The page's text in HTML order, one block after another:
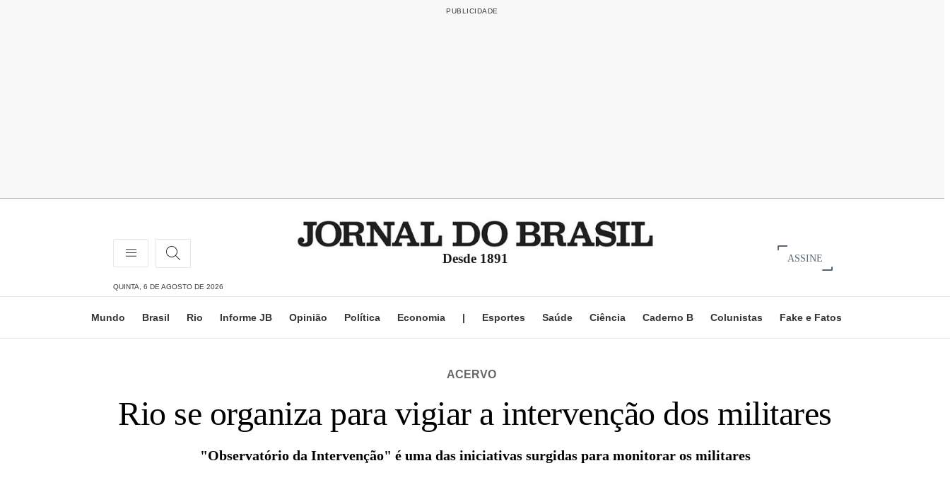
Desde 1891 ASSINE
QUINTA, 6 DE AGOSTO DE 2026
Mundo Brasil Rio Informe JB Opinião Política Economia | Esportes Saúde Ciência Caderno B Colunistas Fake e Fatos
ACERVO
Rio se organiza para vigiar a intervenção dos militares
"Observatório da Intervenção" é uma das iniciativas surgidas para monitorar os militares